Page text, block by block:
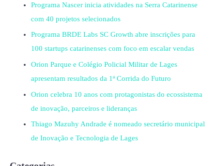
Programa Nascer inicia atividades na Serra Catarinense
com 40 projetos selecionados
Programa BRDE Labs SC Growth abre inscrições para
100 startups catarinenses com foco em escalar vendas
Orion Parque e Colégio Policial Militar de Lages
apresentam resultados da 1ª Corrida do Futuro
Orion celebra 10 anos com protagonistas do ecossistema
de inovação, parceiros e lideranças
Thiago Mazuhy Andrade é nomeado secretário municipal
de Inovação e Tecnologia de Lages